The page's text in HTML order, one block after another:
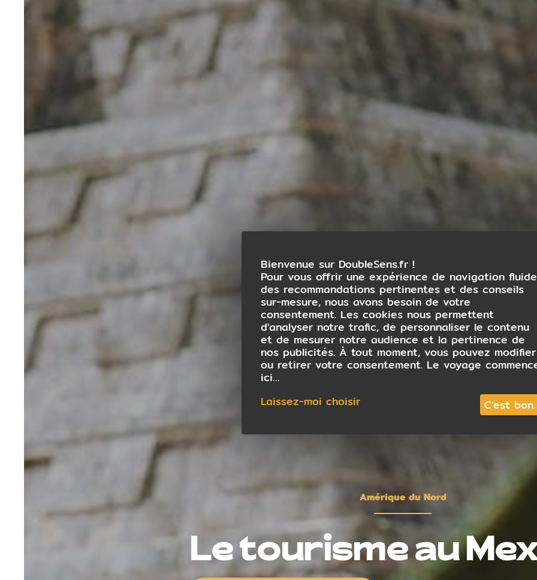
Amérique du Nord
Le tourisme au
Bienvenue sur DoubleSens.fr !
Pour vous offrir une expérience de navigation
des recommandations pertinentes et des conseils
sur-mesure, nous avons besoin de votre
consentement. Les cookies nous permettent
d'analyser notre trafic, de personnaliser le contenu
et de mesurer notre audience et la pertinence de
nos publicités. À tout moment, vous pouvez modifier
ou retirer votre consentement. Le voyage
ici…
Laissez-moi choisir
C'est bon.